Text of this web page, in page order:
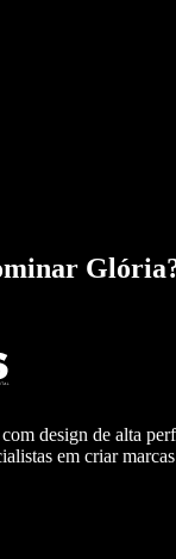
Glória
design de alta
em criar